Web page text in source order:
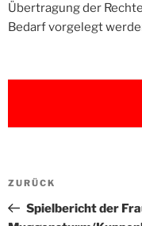
Übertragung der
Bedarf vorgelegt
Beitragsnavigation
Vorheriger
Beitrag
ZURÜCK
Spielbericht der